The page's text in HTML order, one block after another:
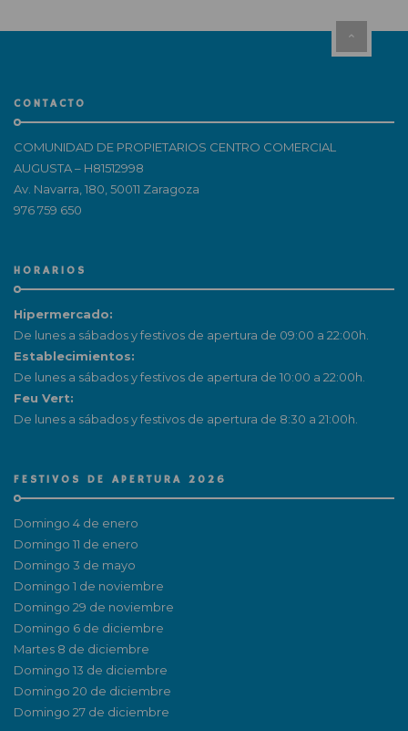
CONTACTO
COMUNIDAD DE PROPIETARIOS CENTRO COMERCIAL
AUGUSTA – H81512998
Av. Navarra, 180, 50011 Zaragoza
976 759 650
HORARIOS
Hipermercado:
De lunes a sábados y festivos de apertura de 09:00 a 22:00h.
Establecimientos:
De lunes a sábados y festivos de apertura de 10:00 a 22:00h.
Feu Vert:
De lunes a sábados y festivos de apertura de 8:30 a 21:00h.
FESTIVOS DE APERTURA 2026
Domingo 4 de enero
Domingo 11 de enero
Domingo 3 de mayo
Domingo 1 de noviembre
Domingo 29 de noviembre
Domingo 6 de diciembre
Martes 8 de diciembre
Domingo 13 de diciembre
Domingo 20 de diciembre
Domingo 27 de diciembre